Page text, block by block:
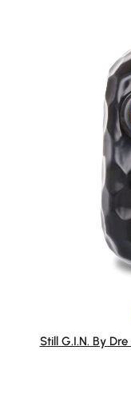
Durchschnittliche
Still G.I.N. By